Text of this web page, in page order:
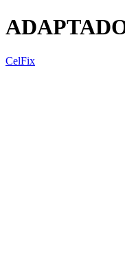
CelFix